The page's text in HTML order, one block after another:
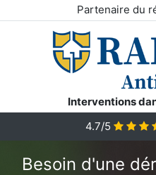
Partenaire du
Interventions
4.7/5
Besoin d'une